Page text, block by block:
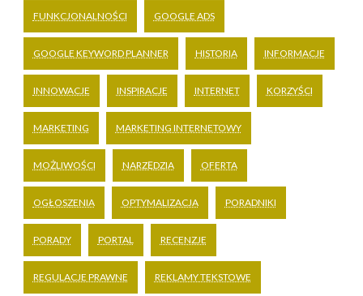
FUNKCJONALNOŚCI GOOGLE ADS
GOOGLE KEYWORD PLANNER HISTORIA INFORMACJE
INNOWACJE INSPIRACJE INTERNET KORZYŚCI
MARKETING MARKETING INTERNETOWY
MOŻLIWOŚCI NARZĘDZIA OFERTA
OGŁOSZENIA OPTYMALIZACJA PORADNIKI
PORADY PORTAL RECENZJE
REGULACJE PRAWNE REKLAMY TEKSTOWE